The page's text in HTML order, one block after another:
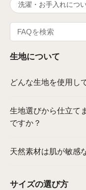
洗濯・お手入れにつ
生地について
どんな生地を使用し
生地選びから仕立て
ですか？
天然素材は肌が敏感
サイズの選び方